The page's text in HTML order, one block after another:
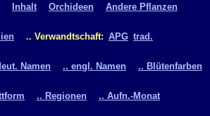
Inhalt Orchideen Andere Pflanzen
.. Verwandtschaft: APG trad.
Namen .. engl. Namen .. Blütenfarben
.. Regionen .. Aufn.-Monat